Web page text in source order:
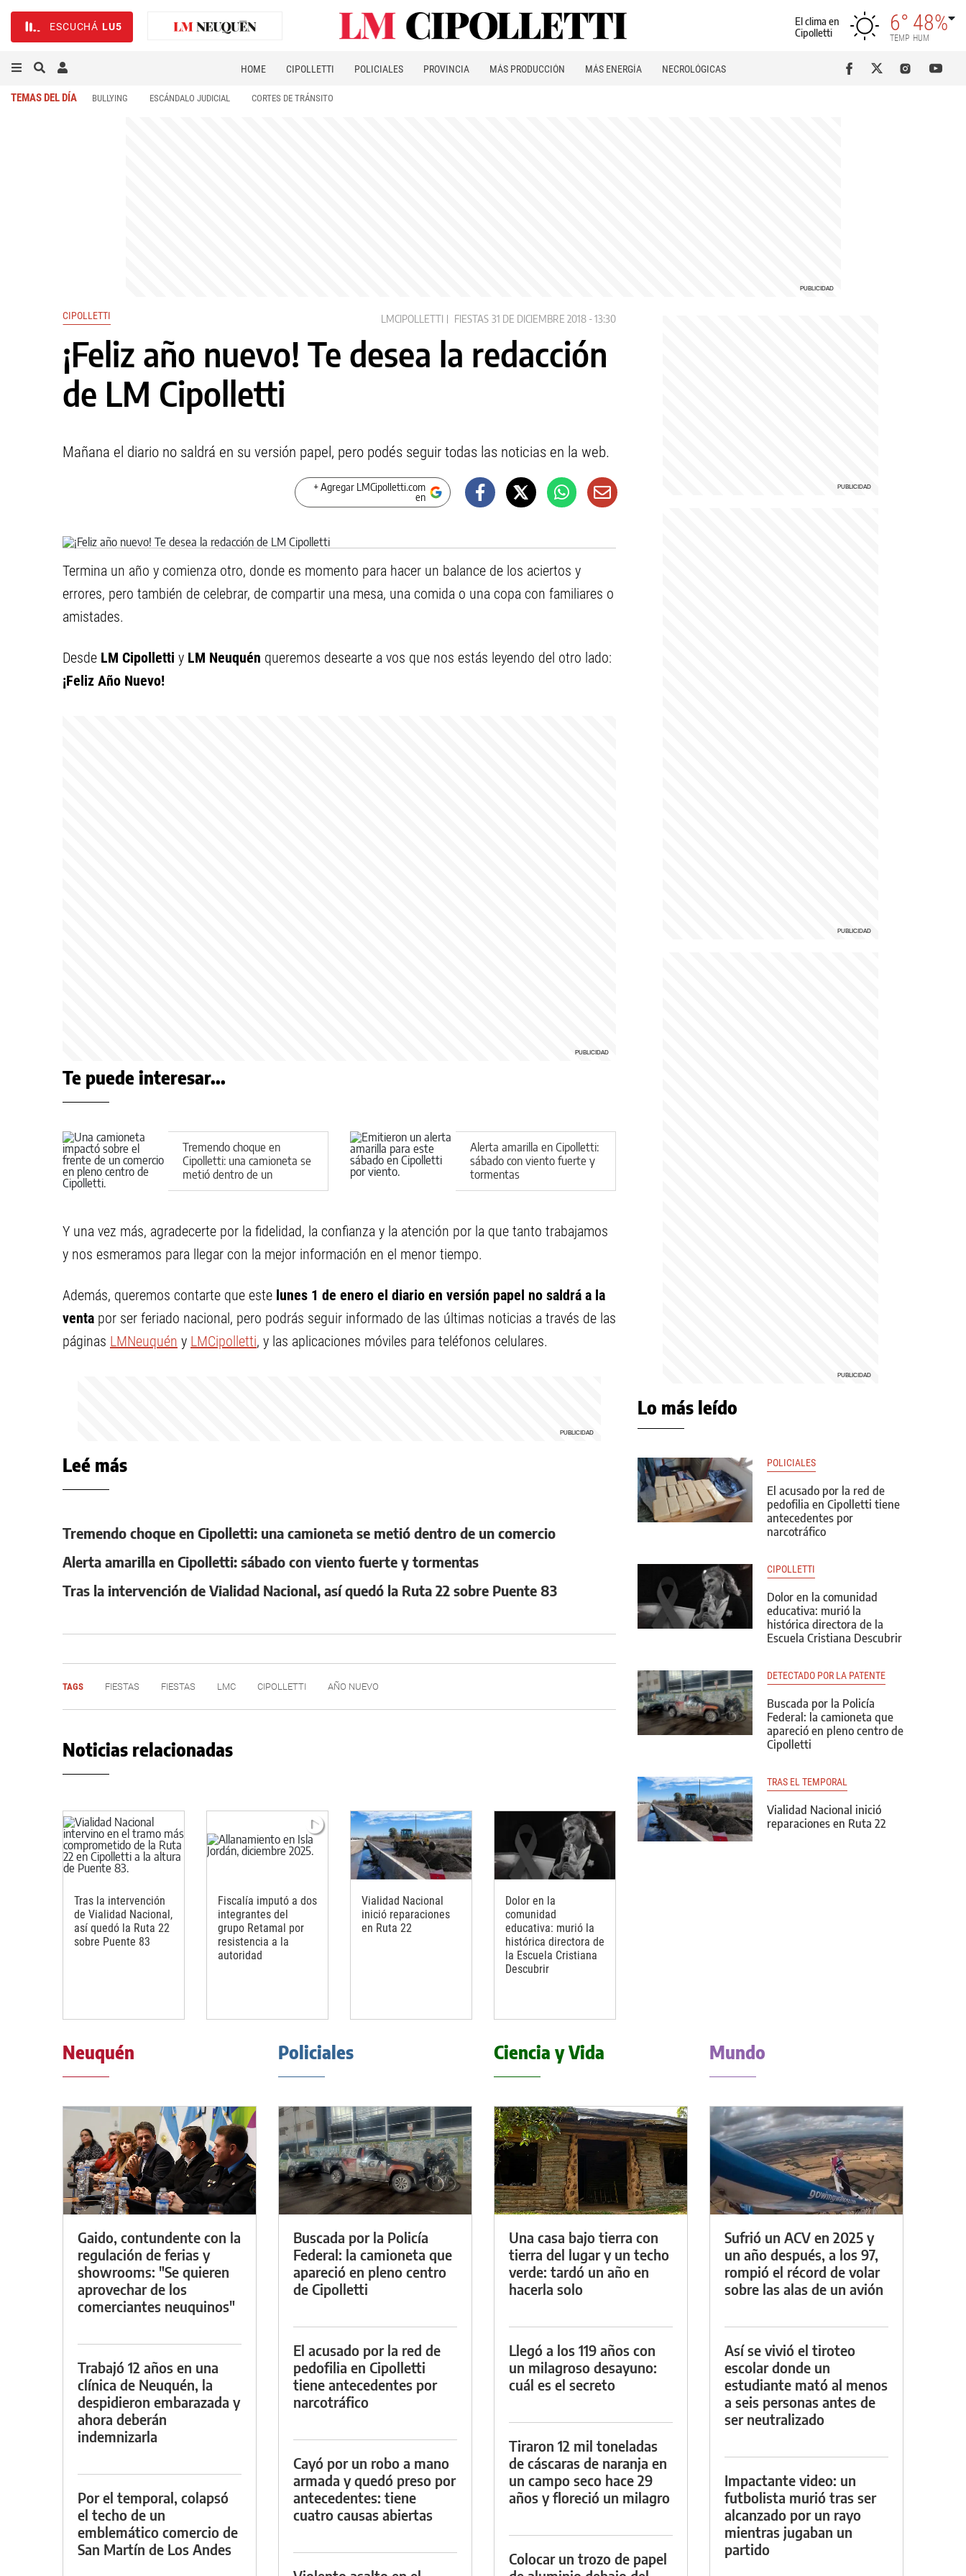
ESCUCHÁ LU5
El clima en
Cipolletti
6°
TEMP
48%
HUM
HOME CIPOLLETTI POLICIALES PROVINCIA MÁS PRODUCCIÓN MÁS ENERGÍA NECROLÓGICAS
TEMAS DEL DÍA BULLYING ESCÁNDALO JUDICIAL CORTES DE TRÁNSITO
CIPOLLETTI LMCIPOLLETTI FIESTAS 31 DE DICIEMBRE 2018 - 13:30
¡Feliz año nuevo! Te desea la redacción
de LM Cipolletti
Mañana el diario no saldrá en su versión papel, pero podés seguir todas las noticias en la web.
+ Agregar LMCipolletti.com
en
Termina un año y comienza otro, donde es momento para hacer un balance de los aciertos y
errores, pero también de celebrar, de compartir una mesa, una comida o una copa con familiares o
amistades.
Desde LM Cipolletti y LM Neuquén queremos desearte a vos que nos estás leyendo del otro lado:
¡Feliz Año Nuevo!
Te puede interesar...
Tremendo choque en
Cipolletti: una camioneta se
metió dentro de un
comercio
Alerta amarilla en Cipolletti:
sábado con viento fuerte y
tormentas
Y una vez más, agradecerte por la fidelidad, la confianza y la atención por la que tanto trabajamos
y nos esmeramos para llegar con la mejor información en el menor tiempo.
Además, queremos contarte que este lunes 1 de enero el diario en versión papel no saldrá a la
venta por ser feriado nacional, pero podrás seguir informado de las últimas noticias a través de las
páginas LMNeuquén y LMCipolletti, y las aplicaciones móviles para teléfonos celulares.
Leé más
Tremendo choque en Cipolletti: una camioneta se metió dentro de un comercio
Alerta amarilla en Cipolletti: sábado con viento fuerte y tormentas
Tras la intervención de Vialidad Nacional, así quedó la Ruta 22 sobre Puente 83
TAGS FIESTAS FIESTAS LMC CIPOLLETTI AÑO NUEVO
Noticias relacionadas
Tras la intervención
de Vialidad Nacional,
así quedó la Ruta 22
sobre Puente 83
Fiscalía imputó a dos
integrantes del
grupo Retamal por
resistencia a la
autoridad
Vialidad Nacional
inició reparaciones
en Ruta 22
Dolor en la
comunidad
educativa: murió la
histórica directora de
la Escuela Cristiana
Descubrir
Lo más leído
POLICIALES
El acusado por la red de
pedofilia en Cipolletti tiene
antecedentes por
narcotráfico
CIPOLLETTI
Dolor en la comunidad
educativa: murió la
histórica directora de la
Escuela Cristiana Descubrir
DETECTADO POR LA PATENTE
Buscada por la Policía
Federal: la camioneta que
apareció en pleno centro de
Cipolletti
TRAS EL TEMPORAL
Vialidad Nacional inició
reparaciones en Ruta 22
Neuquén
Gaido, contundente con la
regulación de ferias y
showrooms: "Se quieren
aprovechar de los
comerciantes neuquinos"
Trabajó 12 años en una
clínica de Neuquén, la
despidieron embarazada y
ahora deberán
indemnizarla
Por el temporal, colapsó
el techo de un
emblemático comercio de
San Martín de Los Andes
Policiales
Buscada por la Policía
Federal: la camioneta que
apareció en pleno centro
de Cipolletti
El acusado por la red de
pedofilia en Cipolletti
tiene antecedentes por
narcotráfico
Cayó por un robo a mano
armada y quedó preso por
antecedentes: tiene
cuatro causas abiertas
Ciencia y Vida
Una casa bajo tierra con
tierra del lugar y un techo
verde: tardó un año en
hacerla solo
Llegó a los 119 años con
un milagroso desayuno:
cuál es el secreto
Tiraron 12 mil toneladas
de cáscaras de naranja en
un campo seco hace 29
años y floreció un milagro
Colocar un trozo de papel
Mundo
Sufrió un ACV en 2025 y
un año después, a los 97,
rompió el récord de volar
sobre las alas de un avión
Así se vivió el tiroteo
escolar donde un
estudiante mató al menos
a seis personas antes de
ser neutralizado
Impactante video: un
futbolista murió tras ser
alcanzado por un rayo
mientras jugaban un
partido